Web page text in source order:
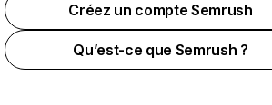
Créez un compte Semrush
Qu’est-ce que Semrush ?